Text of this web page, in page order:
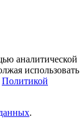
аналитической
использовать
Политикой
.